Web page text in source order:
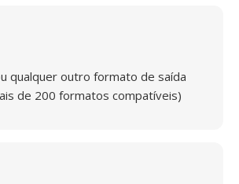
qualquer outro formato de saída
de 200 formatos compatíveis)